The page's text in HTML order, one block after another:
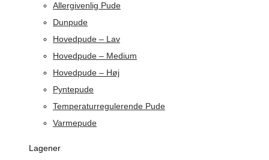
Allergivenlig Pude
Dunpude
Hovedpude – Lav
Hovedpude – Medium
Hovedpude – Høj
Pyntepude
Temperaturregulerende Pude
Varmepude
Lagener